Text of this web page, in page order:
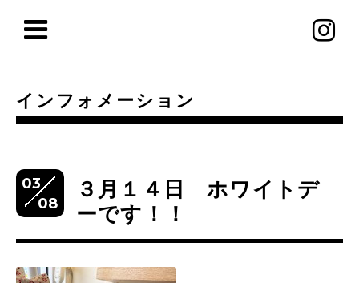
インフォメーション
03
08
３月１４日 ホワイトデ
ーです！！